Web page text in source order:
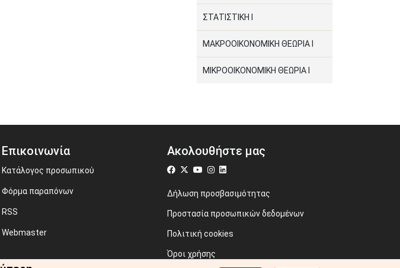
ΣΤΑΤΙΣΤΙΚΗ Ι
ΜΑΚΡΟΟΙΚΟΝΟΜΙΚΗ ΘΕΩΡΙΑ Ι
ΜΙΚΡΟΟΙΚΟΝΟΜΙΚΗ ΘΕΩΡΙΑ Ι
Επικοινωνία
Κατάλογος προσωπικού
Φόρμα παραπόνων
RSS
Webmaster
Ακολουθήστε μας
Δήλωση προσβασιμότητας
Προστασία προσωπικών δεδομένων
Πολιτική cookies
Όροι χρήσης